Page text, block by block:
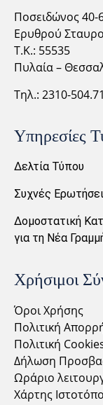
Ποσειδώνος 40-
Ερυθρού
Τ.Κ.: 55535
Πυλαία –
Τηλ.: 2310-
Υπηρεσίες
Δελτία Τύπου
Συχνές
Δομοστατική
για τη Νέα
Χρήσιμοι
Όροι Χρήσης
Πολιτική
Πολιτική
Δήλωση
Ωράριο
Χάρτης